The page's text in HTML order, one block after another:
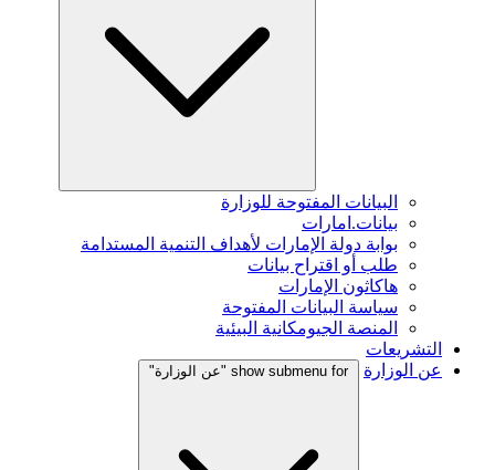
البيانات المفتوحة للوزارة
بيانات.امارات
بوابة دولة الإمارات لأهداف التنمية المستدامة
طلب أو اقتراح بيانات
هاكاثون الإمارات
سياسة البيانات المفتوحة
المنصة الجيومكانية البيئية
التشريعات
عن الوزارة
show submenu for "عن الوزارة"